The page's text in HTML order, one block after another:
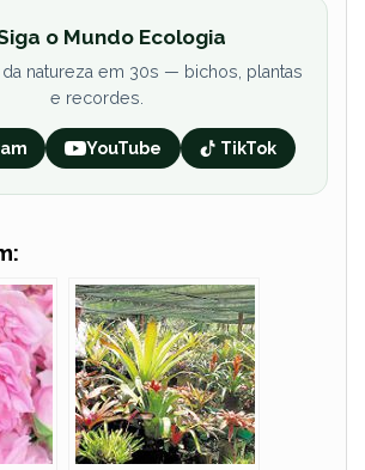
o Mundo Ecologia
natureza em 30s — bichos, plantas
e recordes.
YouTube TikTok